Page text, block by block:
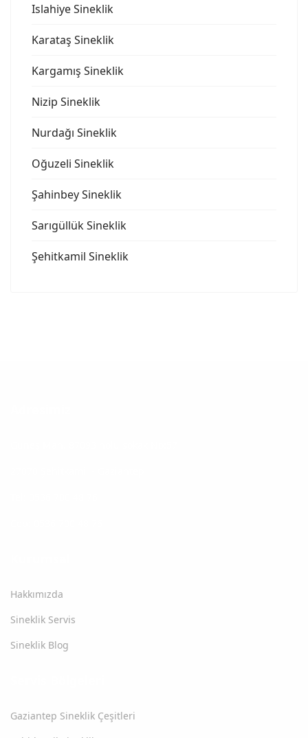
Islahiye Sineklik
Karataş Sineklik
Kargamış Sineklik
Nizip Sineklik
Nurdağı Sineklik
Oğuzeli Sineklik
Şahinbey Sineklik
Sarıgüllük Sineklik
Şehitkamil Sineklik
Hakkımızda
Sineklik Servis
Sineklik Blog
Gaziantep Sineklik Çeşitleri